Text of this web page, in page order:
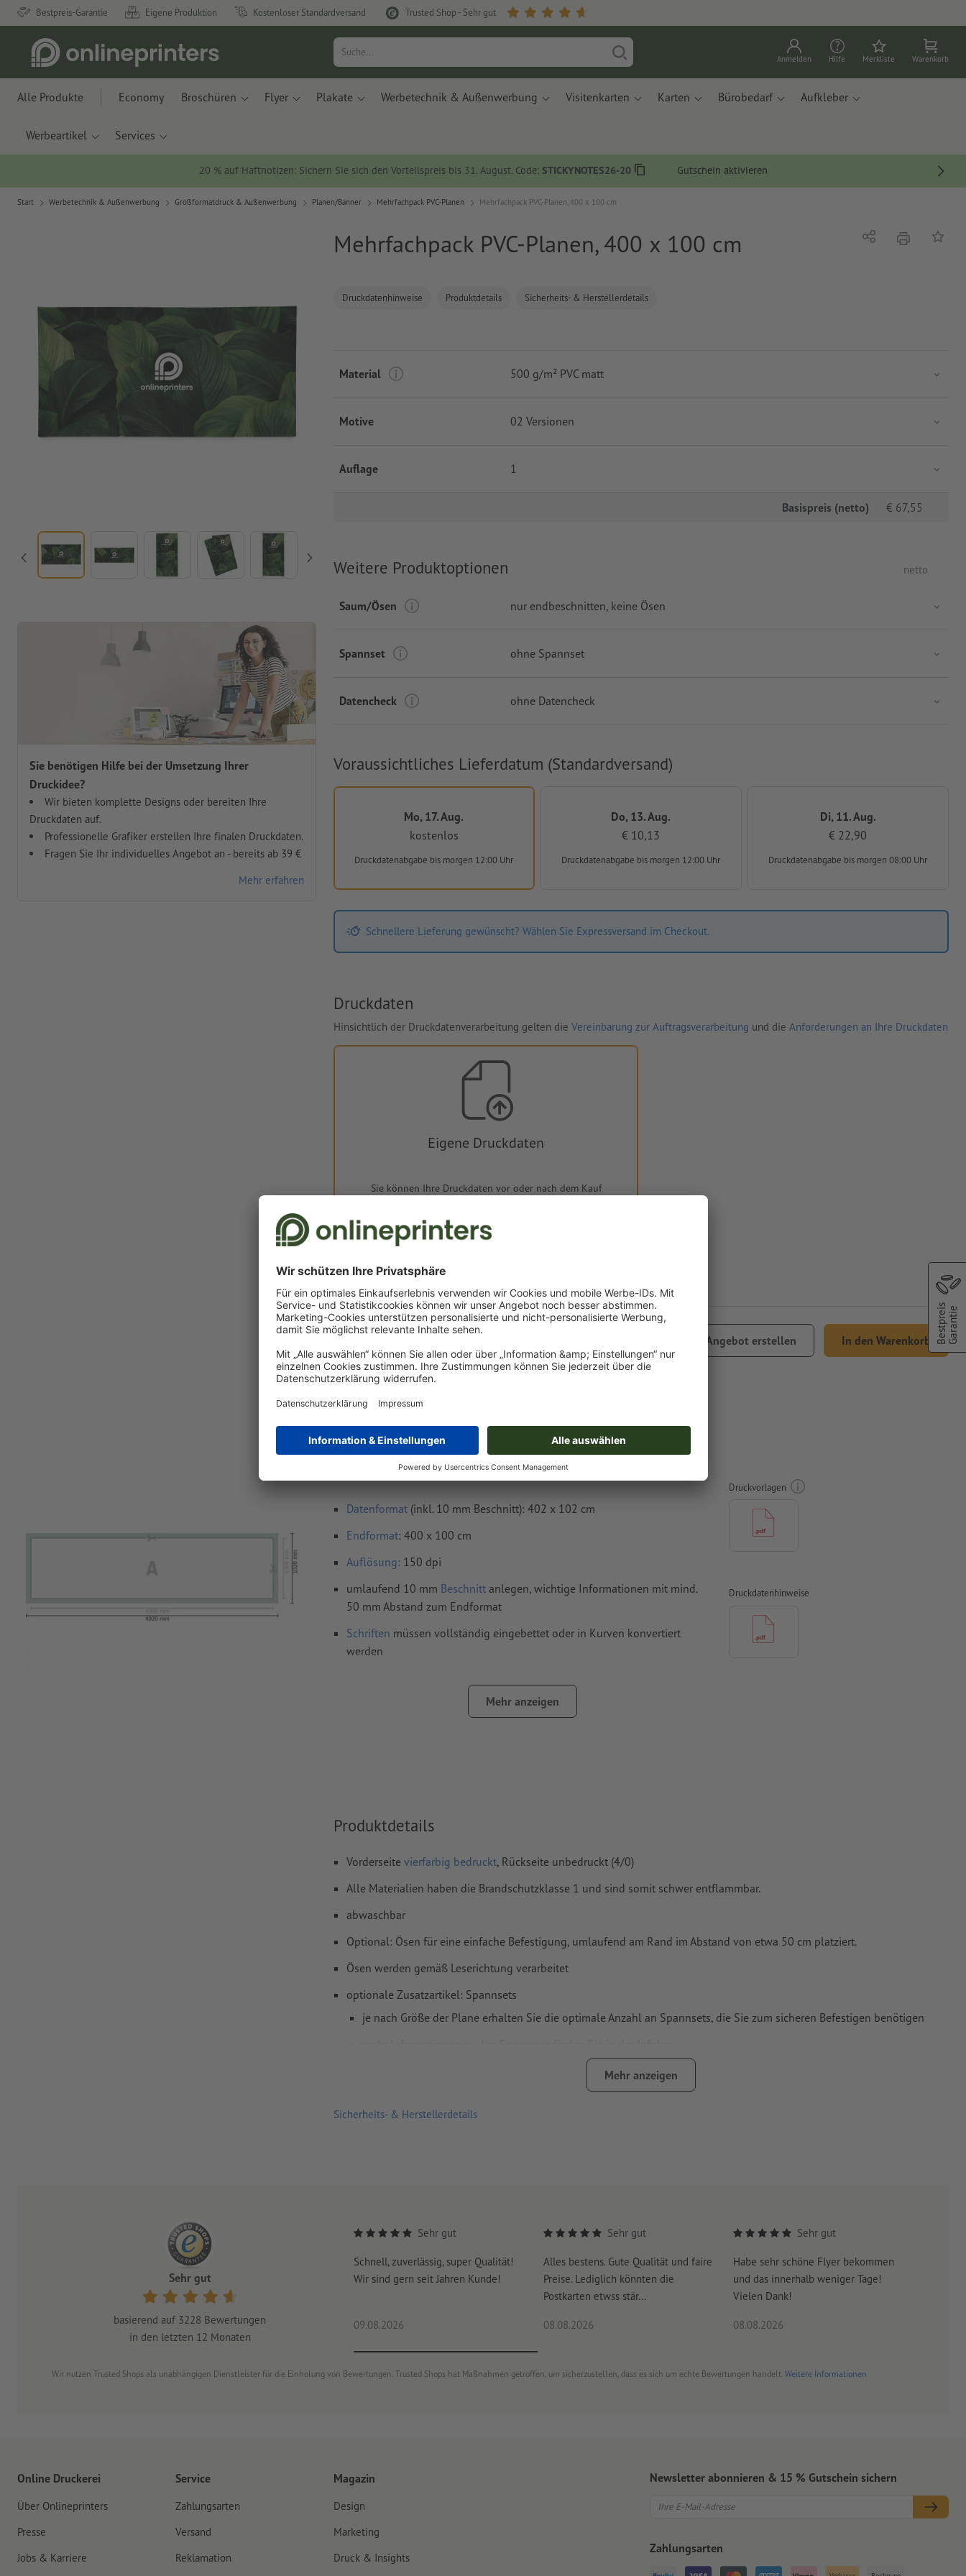
Bestpreis-Garantie Eigene Produktion Kostenloser Standardversand Trusted Shop - Sehr gut
Anmelden Hilfe Merkliste Warenkorb
Alle Produkte Economy Broschüren Flyer Plakate Werbetechnik & Außenwerbung Visitenkarten Karten Bürobedarf Aufkleber
Werbeartikel Services
20 % auf Haftnotizen: Sichern Sie sich den Vorteilspreis bis 31. August. Code: STICKYNOTES26-20 Gutschein aktivieren
Start Werbetechnik & Außenwerbung Großformatdruck & Außenwerbung Planen/Banner Mehrfachpack PVC-Planen Mehrfachpack PVC-Planen, 400 x 100 cm
Mehrfachpack PVC-Planen, 400 x 100 cm
Sie benötigen Hilfe bei der Umsetzung Ihrer
Druckidee?
Wir bieten komplette Designs oder bereiten Ihre
Druckdaten auf.
Professionelle Grafiker erstellen Ihre finalen Druckdaten.
Fragen Sie Ihr individuelles Angebot an - bereits ab 39 €
Mehr erfahren
Druckdatenhinweise Produktdetails Sicherheits- & Herstellerdetails
Teilen DruckenAuf
Material 500 g/m² PVC matt
Motive 02 Versionen
Auflage 1
Basispreis (netto) € 67,55
Weitere Produktoptionen netto
Saum/Ösen nur endbeschnitten, keine Ösen
Spannset ohne Spannset
Datencheck ohne Datencheck
Voraussichtliches Lieferdatum (Standardversand)
Mo, 17. Aug.
kostenlos
Druckdatenabgabe bis morgen 12:00 Uhr
Do, 13. Aug.
€ 10,13
Druckdatenabgabe bis morgen 12:00 Uhr
Di, 11. Aug.
€ 22,90
Druckdatenabgabe bis morgen 08:00 Uhr
Schnellere Lieferung gewünscht? Wählen Sie Expressversand im Checkout.
Druckdaten
Hinsichtlich der Druckdatenverarbeitung gelten die Vereinbarung zur Auftragsverarbeitung und die Anforderungen an Ihre Druckdaten
Eigene Druckdaten
Sie können Ihre Druckdaten vor oder nach dem Kauf
netto Inkl. 19% MwSt.&Versand
Angebot erstellen In den Warenkorb
Lieferung ca.:
Mo, 17. Aug.
Gewicht: ca.4 kg
Druckdatenhinweise Mehrfachpack PVC-Planen, 400 x
Datenformat (inkl. 10 mm Beschnitt): 402 x 102 cm
Endformat: 400 x 100 cm
Auflösung: 150 dpi
umlaufend 10 mm Beschnitt anlegen, wichtige Informationen mit mind.
50 mm Abstand zum Endformat
Schriften müssen vollständig eingebettet oder in Kurven konvertiert
werden
Rechtschreib- und Satzfehlerwerden von uns nicht geprüft
Wie lege ich Druckdaten richtig an?
Mehr anzeigen
Druckvorlagen
Druckdatenhinweise
Produktdetails
Vorderseite vierfarbig bedruckt, Rückseite unbedruckt (4/0)
Alle Materialien haben die Brandschutzklasse 1 und sind somit schwer entflammbar.
abwaschbar
Optional: Ösen für eine einfache Befestigung, umlaufend am Rand im Abstand von etwa 50 cm platziert.
Ösen werden gemäß Leserichtung verarbeitet
optionale Zusatzartikel: Spannsets
je nach Größe der Plane erhalten Sie die optimale Anzahl an Spannsets, die Sie zum sicheren Befestigen benötigen
die Anzahl der Spannsets multipliziert sich entsprechend der bestellten Versionen
Mehr anzeigen
Sicherheits- & Herstellerdetails
Sehr gut
basierend auf 3228 Bewertungen
in den letzten 12 Monaten
Sehr gut
Schnell, zuverlässig, super Qualität!
Wir sind gern seit Jahren Kunde!
09.08.2026
Sehr gut
Alles bestens. Gute Qualität und faire
Preise. Lediglich könnten die
Postkarten etwss stär...
08.08.2026
Sehr gut
Habe sehr schöne Flyer bekommen
und das innerhalb weniger Tage!
Vielen Dank!
08.08.2026
Wir nutzen Trusted Shops als unabhängigen Dienstleister für die Einholung von Bewertungen. Trusted Shops hat Maßnahmen getroffen, um sicherzustellen, dass es sich um echte Bewertungen handelt. Weitere Informationen
BestpreisGarantie
Online Druckerei
Über Onlineprinters
Presse
Jobs & Karriere
Service
Zahlungsarten
Versand
Reklamation
Magazin
Design
Marketing
Druck & Insights
Newsletter abonnieren & 15 % Gutschein sichern
Zahlungsarten